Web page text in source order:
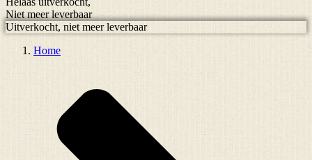
Niet meer leverbaar
Uitverkocht, niet meer leverbaar
Home